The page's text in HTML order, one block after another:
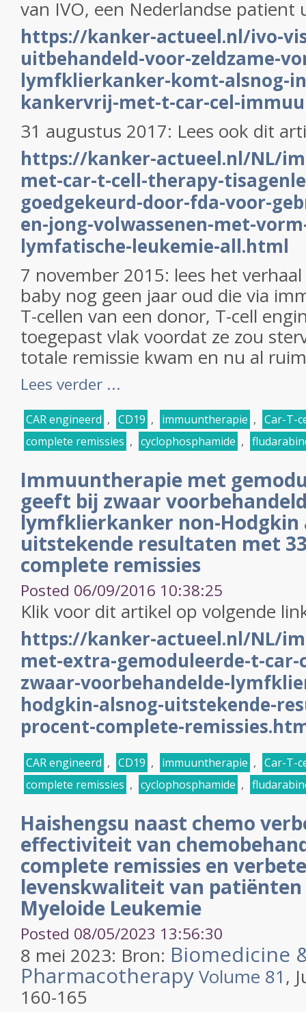
van IVO, een Nederlandse
https://kanker-actueel.nl/ivo-
uitbehandeld-voor-zeldzame-
lymfklierkanker-komt-alsnog-
kankervrij-met-t-car-cel-
31 augustus 2017: Lees ook dit
https://kanker-actueel.nl/NL/
met-car-t-cell-therapy-
goedgekeurd-door-fda-voor-
en-jong-volwassenen-met-
lymfatische-leukemie-all.html
7 november 2015: lees het
baby nog geen jaar oud die via
T-cellen van een donor, T-cell
toegepast vlak voordat ze zou
totale remissie kwam en nu al
Lees verder ...
CAR engineerd , CD19 , immuuntherapie , Car-T-
complete remissies , cyclophosphamide ,
Immuuntherapie met
geeft bij zwaar
lymfklierkanker non-Hodgkin
uitstekende resultaten met
complete remissies
Posted 06/09/2016 10:38:25
Klik voor dit artikel op volgende
https://kanker-actueel.nl/NL/
met-extra-gemoduleerde-t-
zwaar-voorbehandelde-
hodgkin-alsnog-uitstekende-
procent-complete-
CAR engineerd , CD19 , immuuntherapie , Car-T-
complete remissies , cyclophosphamide ,
Haishengsu naast chemo
effectiviteit van
complete remissies en
levenskwaliteit van patiënten
Myeloide Leukemie
Posted 08/05/2023 13:56:30
8 mei 2023: Bron: Biomedicine
PharmacotherapyVolume 81,
160-165